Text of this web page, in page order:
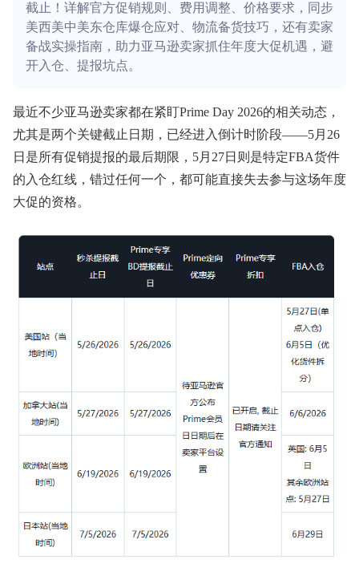
截止！详解官方促销规则、费用调整、价格要求，同步
美西美中美东仓库爆仓应对、物流备货技巧，还有卖家
备战实操指南，助力亚马逊卖家抓住年度大促机遇，避
开入仓、提报坑点。
最近不少亚马逊卖家都在紧盯Prime Day 2026的相关动态，
尤其是两个关键截止日期，已经进入倒计时阶段——5月26
日是所有促销提报的最后期限，5月27日则是特定FBA货件
的入仓红线，错过任何一个，都可能直接失去参与这场年度
大促的资格。